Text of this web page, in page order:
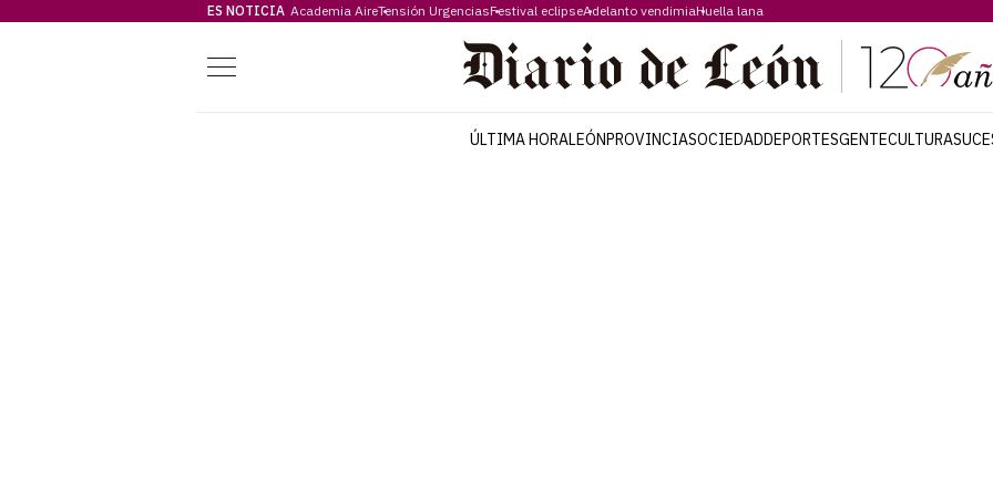
ES NOTICIA Academia AireTensión UrgenciasFestival eclipseAdelanto vendimiaHuella lana
Menú
ÚLTIMA HORALEÓNPROVINCIASOCIEDADDEPORTESGENTECULTURA